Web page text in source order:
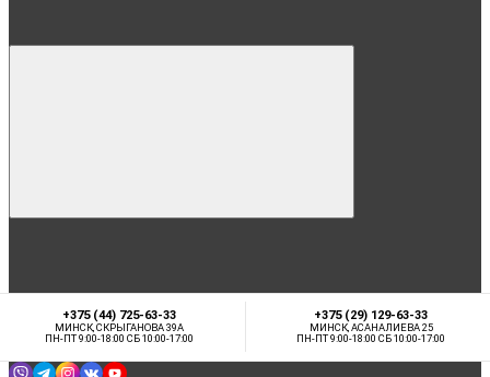
+375 (44) 725-63-33
МИНСК, СКРЫГАНОВА 39А
ПН-ПТ 9:00-18:00 СБ 10:00-17:00
+375 (29) 129-63-33
МИНСК, АСАНАЛИЕВА 25
ПН-ПТ 9:00-18:00 СБ 10:00-17:00